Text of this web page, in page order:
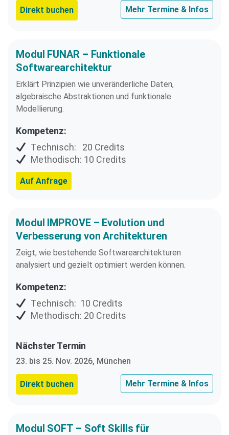
Direkt buchen Mehr Termine & Infos
Modul FUNAR – Funktionale
Softwarearchitektur
Erklärt Prinzipien wie unveränderliche Daten,
algebraische Abstraktionen und funktionale
Modellierung.
Kompetenz:
Technisch: 20 Credits
Methodisch: 10 Credits
Auf Anfrage
Modul IMPROVE – Evolution und
Verbesserung von Architekturen
Zeigt, wie bestehende Softwarearchitekturen
analysiert und gezielt optimiert werden können.
Kompetenz:
Technisch: 10 Credits
Methodisch: 20 Credits
Nächster Termin
23. bis 25. Nov. 2026, München
Direkt buchen Mehr Termine & Infos
Modul SOFT – Soft Skills für